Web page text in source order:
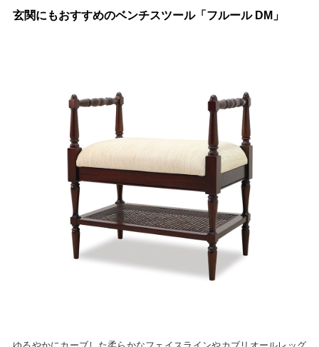
玄関にもおすすめのベンチスツール「フルール DM」